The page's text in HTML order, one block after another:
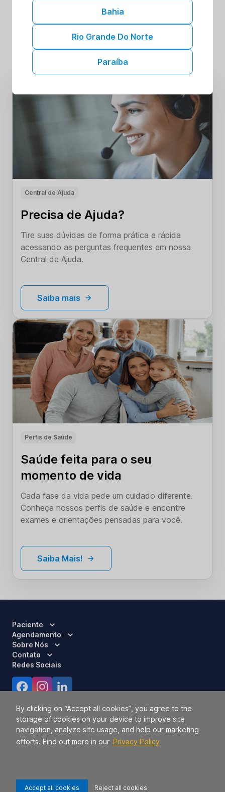
By clicking on “Accept all cookies”, you agree to the
storage of cookies on your device to improve site
navigation, analyze site usage, and help our marketing
efforts. Find out more in our Privacy Policy
Accept all cookies Reject all cookies
Confira todos os exames
Central de Ajuda
Precisa de Ajuda?
Tire suas dúvidas de forma prática e rápida
acessando as perguntas frequentes em nossa
Central de Ajuda.
Saiba mais
Perfis de Saúde
Saúde feita para o seu
momento de vida
Cada fase da vida pede um cuidado diferente.
Conheça nossos perfis de saúde e encontre
exames e orientações pensadas para você.
Saiba Mais!
Paciente
Agendamento
Sobre Nós
Contato
Redes Sociais
Bahia
Rio Grande Do Norte
Paraíba